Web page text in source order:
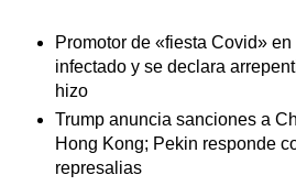
Promotor de «fiesta Covid»
infectado y se declara
hizo
Trump anuncia sanciones a
Hong Kong; Pekin responde
represalias